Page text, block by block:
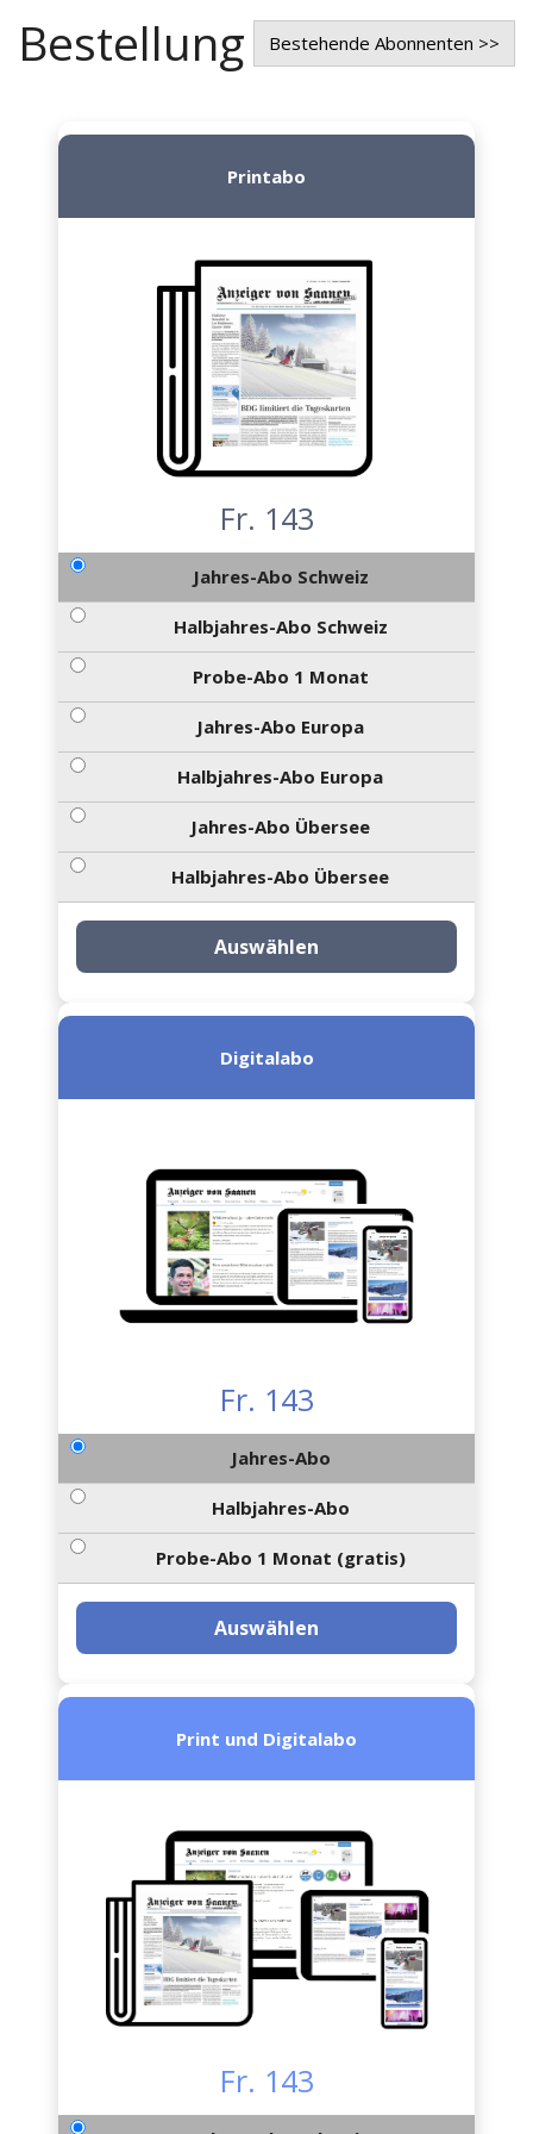
Bestellung Bestehende Abonnenten >>
Printabo
Fr. 143
Jahres-Abo Schweiz
Halbjahres-Abo Schweiz
Probe-Abo 1 Monat
Jahres-Abo Europa
Halbjahres-Abo Europa
Jahres-Abo Übersee
Halbjahres-Abo Übersee
Auswählen
Digitalabo
Fr. 143
Jahres-Abo
Halbjahres-Abo
Probe-Abo 1 Monat (gratis)
Auswählen
Print und Digitalabo
Fr. 143